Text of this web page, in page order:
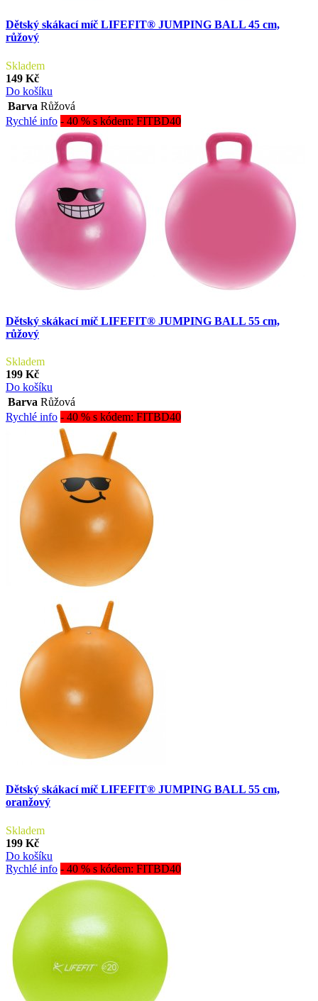
Dětský skákací míč LIFEFIT® JUMPING BALL 45 cm,
růžový
Skladem
149 Kč
Do košíku
Barva Růžová
Rychlé info - 40 % s kódem: FITBD40
Dětský skákací míč LIFEFIT® JUMPING BALL 55 cm,
růžový
Skladem
199 Kč
Do košíku
Barva Růžová
Rychlé info - 40 % s kódem: FITBD40
Dětský skákací míč LIFEFIT® JUMPING BALL 55 cm,
oranžový
Skladem
199 Kč
Do košíku
Rychlé info - 40 % s kódem: FITBD40